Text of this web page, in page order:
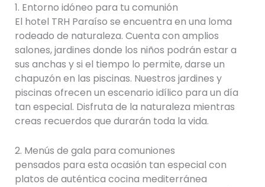
1. Entorno idóneo para tu comunión
El hotel TRH Paraíso se encuentra en una loma
rodeado de naturaleza. Cuenta con amplios
salones, jardines donde los niños podrán estar a
sus anchas y si el tiempo lo permite, darse un
chapuzón en las piscinas. Nuestros jardines y
piscinas ofrecen un escenario idílico para un día
tan especial. Disfruta de la naturaleza mientras
creas recuerdos que durarán toda la vida.
2. Menús de gala para comuniones
pensados para esta ocasión tan especial con
platos de auténtica cocina mediterránea